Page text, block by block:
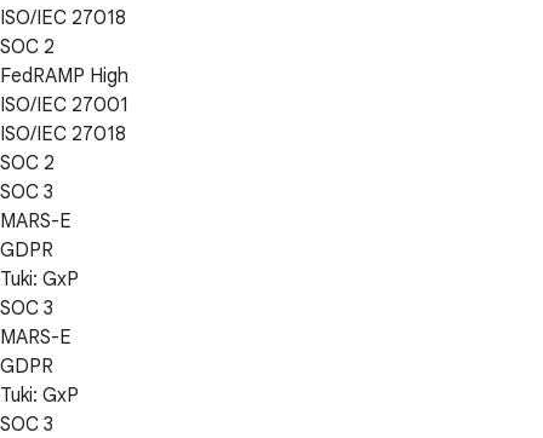
ISO/IEC 27018
SOC 2
FedRAMP High
ISO/IEC 27001
ISO/IEC 27018
SOC 2
SOC 3
MARS-E
GDPR
Tuki: GxP
SOC 3
MARS-E
GDPR
Tuki: GxP
SOC 3